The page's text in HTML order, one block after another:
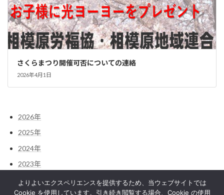
さくらまつり開催可否についての連絡
2026年4月1日
2026年
2025年
2024年
2023年
2022年
よりよいエクスペリエンスを提供するため、当ウェブサイトでは
Cookie を使用しています。引き続き閲覧する場合、Cookie の使用